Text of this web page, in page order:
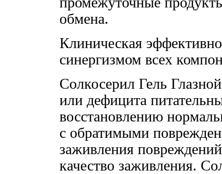
обмена.
Клиническая
синергизмом всех
Солкосерил Гель
или дефицита
восстановлению
с обратимыми
заживления
качество заживления.